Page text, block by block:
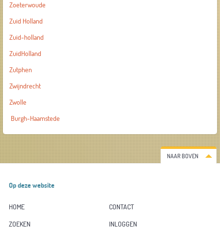
Zoeterwoude
Zuid Holland
Zuid-holland
ZuidHolland
Zutphen
Zwijndrecht
Zwolle
Burgh-Haamstede
NAAR BOVEN
Op deze website
HOME
CONTACT
ZOEKEN
INLOGGEN